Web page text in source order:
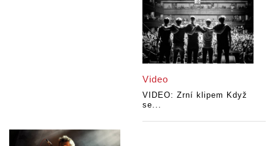
Video
VIDEO: Zrní klipem Když
se...